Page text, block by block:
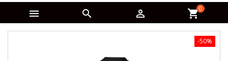
   shopping_cart0
-50%